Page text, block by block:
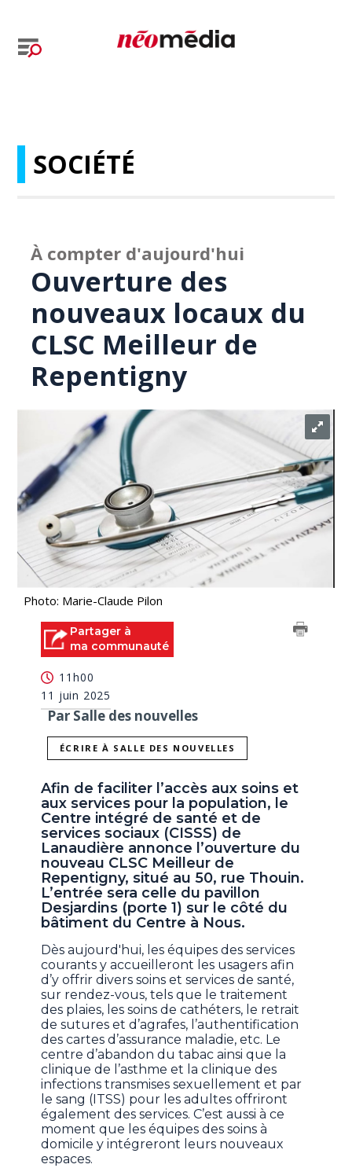
SOCIÉTÉ
À compter d'aujourd'hui
Ouverture des
nouveaux locaux du
CLSC Meilleur de
Repentigny
Photo: Marie-Claude Pilon
Partager à
ma communauté
11h00
11 juin 2025
Par Salle des nouvelles
ÉCRIRE À SALLE DES NOUVELLES
Afin de faciliter l’accès aux soins et
aux services pour la population, le
Centre intégré de santé et de
services sociaux (CISSS) de
Lanaudière annonce l’ouverture du
nouveau CLSC Meilleur de
Repentigny, situé au 50, rue Thouin.
L’entrée sera celle du pavillon
Desjardins (porte 1) sur le côté du
bâtiment du Centre à Nous.
Dès aujourd'hui, les équipes des services
courants y accueilleront les usagers afin
d’y offrir divers soins et services de santé,
sur rendez-vous, tels que le traitement
des plaies, les soins de cathéters, le retrait
de sutures et d’agrafes, l’authentification
des cartes d’assurance maladie, etc. Le
centre d’abandon du tabac ainsi que la
clinique de l’asthme et la clinique des
infections transmises sexuellement et par
le sang (ITSS) pour les adultes offriront
également des services. C’est aussi à ce
moment que les équipes des soins à
domicile y intégreront leurs nouveaux
espaces.